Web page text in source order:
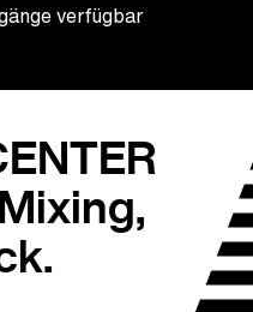
verfügbar